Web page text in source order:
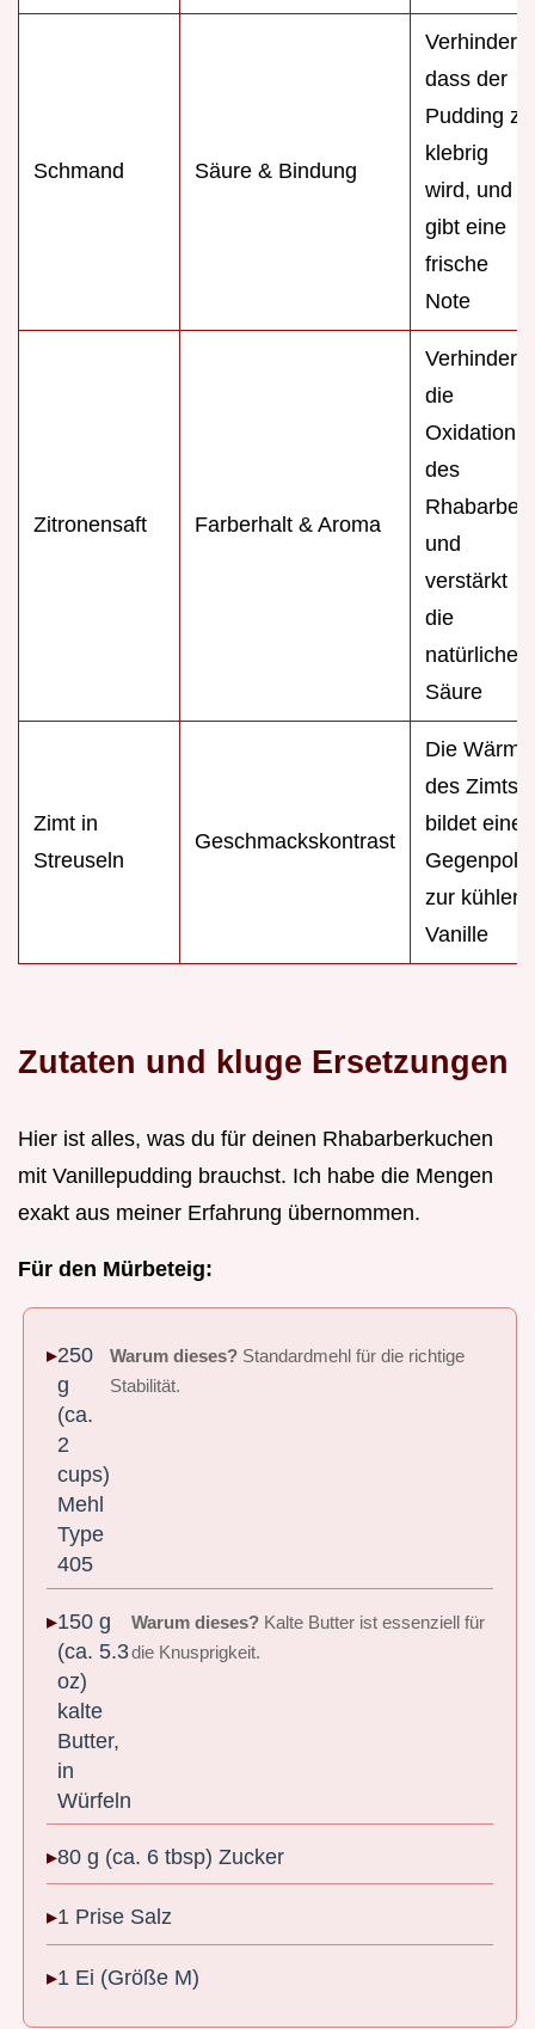
Schmand Säure & Bindung
Verhindert,
dass der
Pudding zu
klebrig
wird, und
gibt eine
frische
Note
Zitronensaft Farberhalt & Aroma
Verhindert
die
Oxidation
des
und
verstärkt
die
natürliche
Säure
Zimt in
Streuseln
Geschmackskontrast
Die Wärme
des Zimts
bildet einen
Gegenpol
zur kühlen
Vanille
Zutaten und kluge Ersetzungen
Hier ist alles, was du für deinen Rhabarberkuchen
mit Vanillepudding brauchst. Ich habe die Mengen
exakt aus meiner Erfahrung übernommen.
Für den Mürbeteig:
250
g
(ca.
2
cups)
Mehl
Type
405
Warum dieses? Standardmehl für die richtige
Stabilität.
150 g
(ca. 5.3
oz)
kalte
Butter,
in
Würfeln
Warum dieses? Kalte Butter ist essenziell für
die Knusprigkeit.
80 g (ca. 6 tbsp) Zucker
1 Prise Salz
1 Ei (Größe M)